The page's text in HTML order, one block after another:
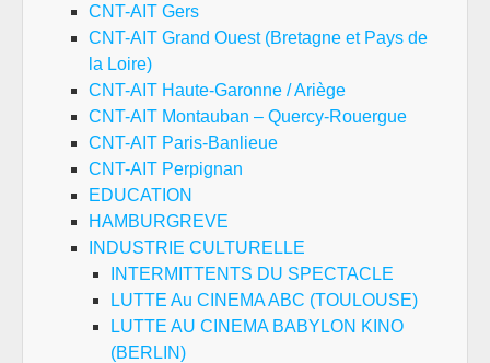
CNT-AIT Gers
CNT-AIT Grand Ouest (Bretagne et Pays de
la Loire)
CNT-AIT Haute-Garonne / Ariège
CNT-AIT Montauban – Quercy-Rouergue
CNT-AIT Paris-Banlieue
CNT-AIT Perpignan
EDUCATION
HAMBURGREVE
INDUSTRIE CULTURELLE
INTERMITTENTS DU SPECTACLE
LUTTE Au CINEMA ABC (TOULOUSE)
LUTTE AU CINEMA BABYLON KINO
(BERLIN)